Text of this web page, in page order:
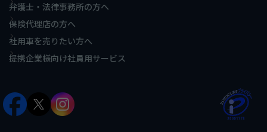
弁護士・法律事務所の方へ
保険代理店の方へ
社用車を売りたい方へ
提携企業様向け社員用サービス